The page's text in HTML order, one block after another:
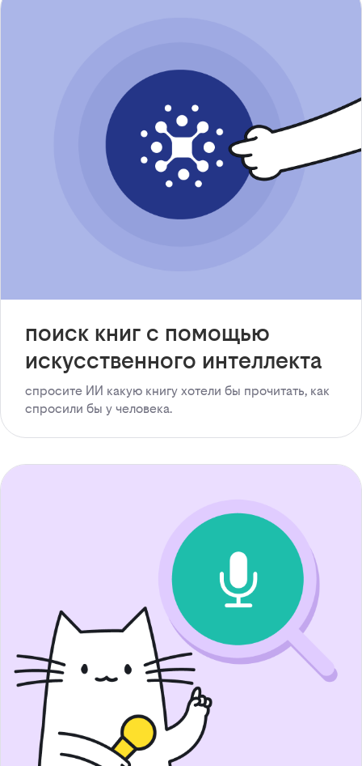
поиск книг с помощью
искусственного интеллекта
спросите ИИ какую книгу хотели бы прочитать, как
спросили бы у человека.